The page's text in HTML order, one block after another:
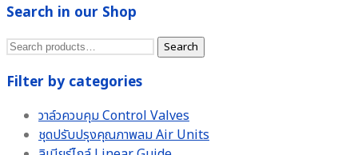
Search in our Shop
Search
Search
Filter by categories
วาล์วควบคุม Control Valves
ชุดปรับปรุงคุณภาพลม Air Units